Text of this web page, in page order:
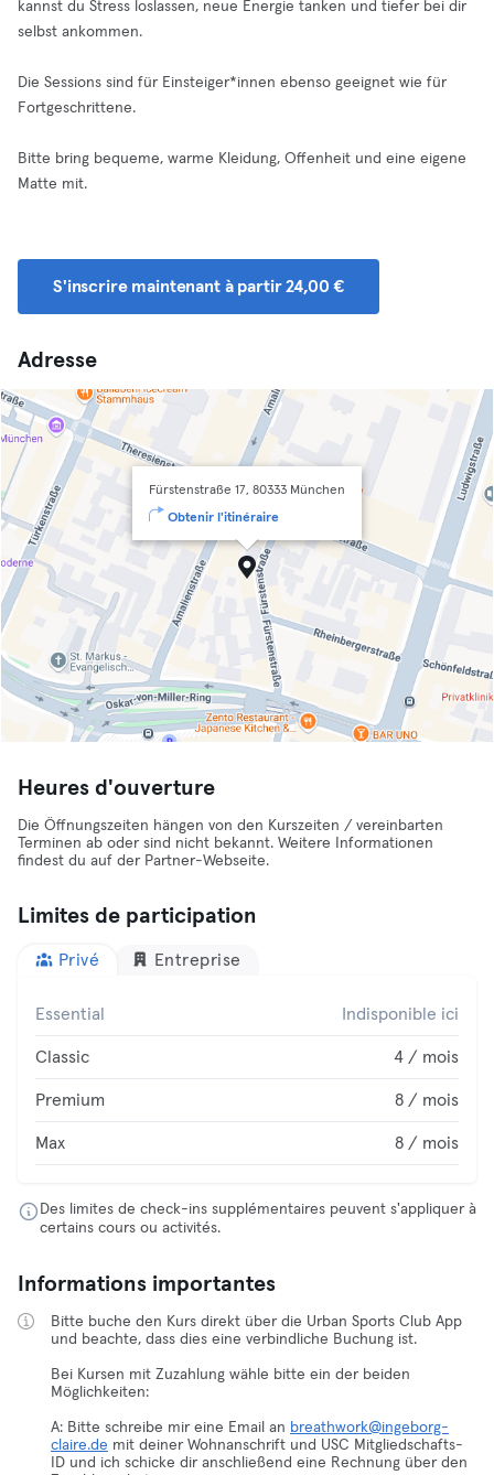
kannst du Stress loslassen, neue Energie tanken und tiefer bei dir
selbst ankommen.
Die Sessions sind für Einsteiger*innen ebenso geeignet wie für
Fortgeschrittene.
Bitte bring bequeme, warme Kleidung, Offenheit und eine eigene
Matte mit.
S'inscrire maintenant à partir 24,00 €
Adresse
Fürstenstraße 17, 80333 München
Obtenir l'itinéraire
Heures d'ouverture
Die Öffnungszeiten hängen von den Kurszeiten / vereinbarten
Terminen ab oder sind nicht bekannt. Weitere Informationen
findest du auf der Partner-Webseite.
Limites de participation
Privé Entreprise
Essential Indisponible ici
Classic 4 / mois
Premium 8 / mois
Max 8 / mois
Des limites de check-ins supplémentaires peuvent s'appliquer à
certains cours ou activités.
Informations importantes
Bitte buche den Kurs direkt über die Urban Sports Club App
und beachte, dass dies eine verbindliche Buchung ist.
Bei Kursen mit Zuzahlung wähle bitte ein der beiden
Möglichkeiten:
A: Bitte schreibe mir eine Email an breathwork@ingeborg-
claire.de mit deiner Wohnanschrift und USC Mitgliedschafts-
ID und ich schicke dir anschließend eine Rechnung über den